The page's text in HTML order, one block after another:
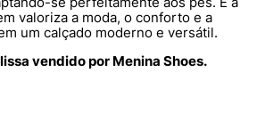
valoriza a moda, o conforto e a
um calçado moderno e versátil.
vendido por Menina Shoes.